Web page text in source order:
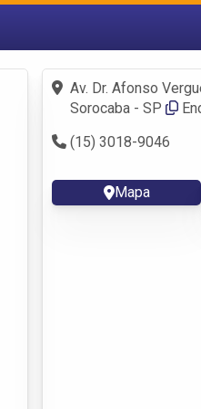
Fazer login
Criar conta
Av. Dr. Afonso
Sorocaba - SP
(15) 3018-9046
Mapa